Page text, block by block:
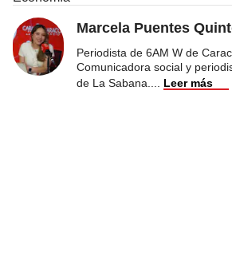
Marcela Puentes
Periodista de 6AM W de
Comunicadora social y
de La Sabana.
Leer más